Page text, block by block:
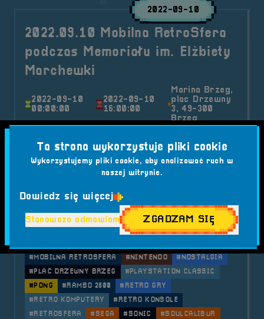
2022-09-10
2022.09.10 Mobilna RetroSfera
podczas Memoriału im. Elżbiety
Marchewki
2022-09-10
00:00:00
2022-09-10
16:00:00
Marina Brzeg,
plac Drzewny
3, 49-300
Brzeg
uczestniczyć w Memoriale im. Elżbiety
Marchewki...
Tagi: #AMIGA #ATARI
#BRZEG
#COMMODORE #CRASH
#FESTIWAL RETRO
#MOBILNA RETROSFERA
#NINTENDO
#NOSTALGIA
#PLAC DRZEWNY BRZEG
#PLAYSTATION CLASSIC
#PONG
#RAMBO 2600
#RETRO GRY
#RETRO KOMPUTERY
#RETRO KONSOLE
#RETROSFERA
#SEGA #SONIC
#SOULCALIBUR
Ta strona wykorzystuje pliki cookie
Wykorzystujemy pliki cookie, aby analizować ruch w
naszej witrynie.
Dowiedz się więcej
Stanowczo odmawiam ZGADZAM SIĘ